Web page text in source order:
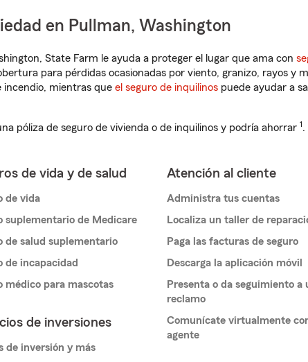
en Pullman, Washington
State Farm le ayuda a proteger el lugar que ama con
para pérdidas ocasionadas por viento, granizo, rayos y
incendio, mientras que el seguro de inquilinos puede ayudar a
póliza de seguro de vivienda o de inquilinos y podría ahorrar 1.
de vida y de salud
de vida
suplementario de Medicare
de salud suplementario
de incapacidad
médico para mascotas
de inversiones
de inversión y más
Atención al cliente
Administra tus cuentas
Localiza un taller de
Paga las facturas de seguro
Descarga la aplicación móvil
Presenta o da seguimiento a
reclamo
Comunícate virtualmente
agente